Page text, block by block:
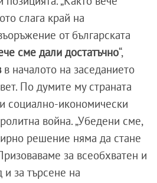
слага край на
от българската
сме дали достатъчно“,
в началото на заседанието
По думите му страната
социално-икономически
война. „Убедени сме,
решение няма да стане
за всеобхватен и
за търсене на